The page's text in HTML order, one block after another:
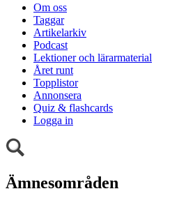
Om oss
Taggar
Artikelarkiv
Podcast
Lektioner och lärarmaterial
Året runt
Topplistor
Annonsera
Quiz & flashcards
Logga in
Ämnesområden